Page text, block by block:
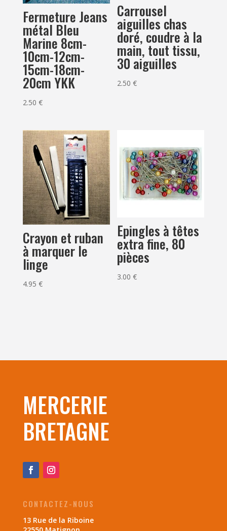
Fermeture Jeans
métal Bleu
Marine 8cm-
10cm-12cm-
15cm-18cm-
20cm YKK
2.50 €
Carrousel
aiguilles chas
doré, coudre à la
main, tout tissu,
30 aiguilles
2.50€
Crayon et ruban
à marquer le
linge
4.95 €
Epingles à têtes
extra fine, 80
pièces
3.00€
MERCERIE
BRETAGNE
CONTACTEZ-NOUS
13 Rue de la Riboine